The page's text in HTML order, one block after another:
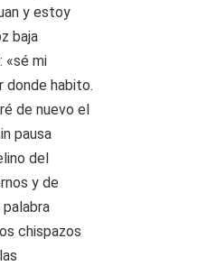
y estoy
baja
«sé mi
donde habito.
de nuevo el
pausa
del
y de
chispazos